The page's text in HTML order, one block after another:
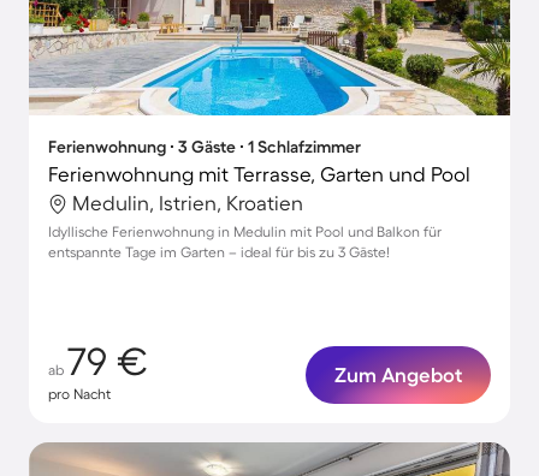
Ferienwohnung ∙ 3 Gäste ∙ 1 Schlafzimmer
Ferienwohnung mit Terrasse, Garten und Pool
Medulin, Istrien, Kroatien
Idyllische Ferienwohnung in Medulin mit Pool und Balkon für
entspannte Tage im Garten – ideal für bis zu 3 Gäste!
ab 79 €
pro Nacht
Zum Angebot